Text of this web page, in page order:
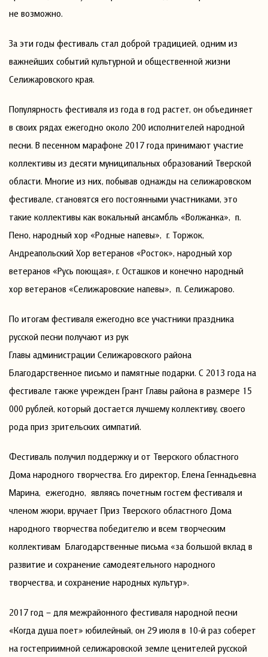
не возможно.
За эти годы фестиваль стал доброй традицией, одним из
важнейших событий культурной и общественной жизни
Селижаровского края.
Популярность фестиваля из года в год растет, он объединяет
в своих рядах ежегодно около 200 исполнителей народной
песни. В песенном марафоне 2017 года принимают участие
коллективы из десяти муниципальных образований Тверской
области. Многие из них, побывав однажды на селижаровском
фестивале, становятся его постоянными участниками, это
такие коллективы как вокальный ансамбль «Волжанка», п.
Пено, народный хор «Родные напевы», г. Торжок,
Андреапольский Хор ветеранов «Росток», народный хор
ветеранов «Русь поющая», г. Осташков и конечно народный
хор ветеранов «Селижаровские напевы», п. Селижарово.
По итогам фестиваля ежегодно все участники праздника
русской песни получают из рук
Главы администрации Селижаровского района
Благодарственное письмо и памятные подарки. С 2013 года на
фестивале также учрежден Грант Главы района в размере 15
000 рублей, который достается лучшему коллективу, своего
рода приз зрительских симпатий.
Фестиваль получил поддержку и от Тверского областного
Дома народного творчества. Его директор, Елена Геннадьевна
Марина, ежегодно, являясь почетным гостем фестиваля и
членом жюри, вручает Приз Тверского областного Дома
народного творчества победителю и всем творческим
коллективам Благодарственные письма «за большой вклад в
развитие и сохранение самодеятельного народного
творчества, и сохранение народных культур».
2017 год – для межрайонного фестиваля народной песни
«Когда душа поет» юбилейный, он 29 июля в 10-й раз соберет
на гостеприимной селижаровской земле ценителей русской